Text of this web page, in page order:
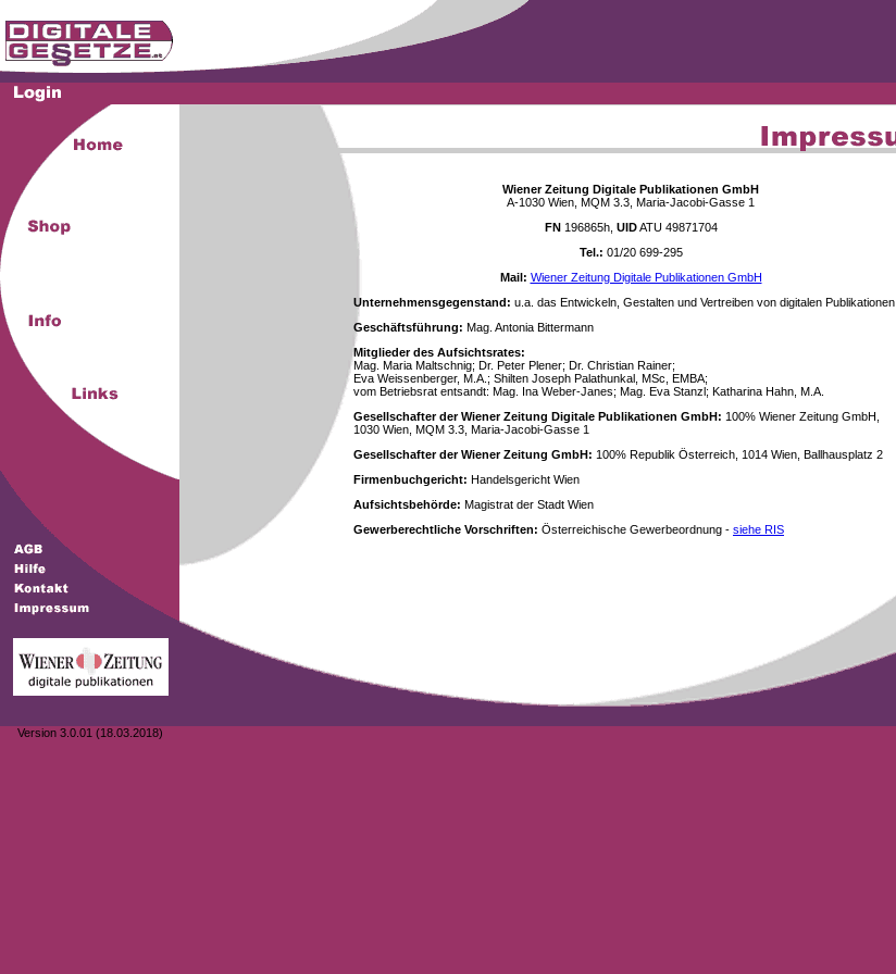
Version 3.0.01 (18.03.2018)
Wiener Zeitung Digitale Publikationen GmbH
A-1030 Wien, MQM 3.3, Maria-Jacobi-Gasse 1
FN196865h, UIDATU 49871704
Tel.: 01/20 699-295
Mail: Wiener Zeitung Digitale Publikationen GmbH
Unternehmensgegenstand: u.a. das Entwickeln, Gestalten und Vertreiben von digitalen Publikationen
Geschäftsführung: Mag. Antonia Bittermann
Mitglieder des Aufsichtsrates:
Mag. Maria Maltschnig; Dr. Peter Plener; Dr. Christian Rainer;
Eva Weissenberger, M.A.; Shilten Joseph Palathunkal, MSc, EMBA;
vom Betriebsrat entsandt: Mag. Ina Weber-Janes; Mag. Eva Stanzl; Katharina Hahn, M.A.
Gesellschafter der Wiener Zeitung Digitale Publikationen GmbH: 100% Wiener Zeitung GmbH,
1030 Wien, MQM 3.3, Maria-Jacobi-Gasse 1
Gesellschafter der Wiener Zeitung GmbH: 100% Republik Österreich, 1014 Wien, Ballhausplatz 2
Firmenbuchgericht: Handelsgericht Wien
Aufsichtsbehörde: Magistrat der Stadt Wien
Gewerberechtliche Vorschriften: Österreichische Gewerbeordnung - siehe RIS